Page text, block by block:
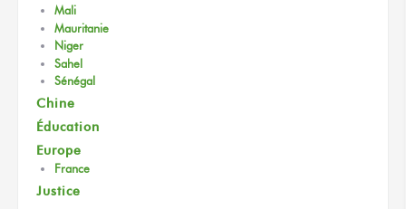
Mali
Mauritanie
Niger
Sahel
Sénégal
Chine
Éducation
Europe
France
Justice